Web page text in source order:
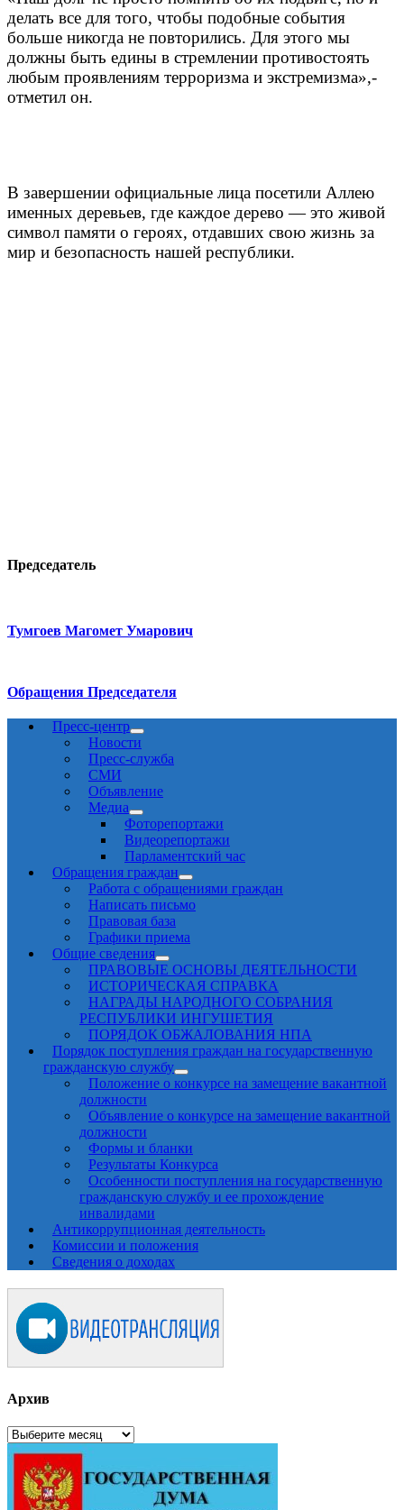
делать все для того, чтобы подобные события
больше никогда не повторились. Для этого мы
должны быть едины в стремлении противостоять
любым проявлениям терроризма и экстремизма»,-
отметил он.
В завершении официальные лица посетили Аллею
именных деревьев, где каждое дерево — это живой
символ памяти о героях, отдавших свою жизнь за
мир и безопасность нашей республики.
Председатель
Тумгоев Магомет Умарович
Обращения Председателя
Пресс-центр
Новости
Пресс-служба
СМИ
Объявление
Медиа
Фоторепортажи
Видеорепортажи
Парламентский час
Обращения граждан
Работа с обращениями граждан
Написать письмо
Правовая база
Графики приема
Общие сведения
ПРАВОВЫЕ ОСНОВЫ ДЕЯТЕЛЬНОСТИ
ИСТОРИЧЕСКАЯ СПРАВКА
НАГРАДЫ НАРОДНОГО СОБРАНИЯ
РЕСПУБЛИКИ ИНГУШЕТИЯ
ПОРЯДОК ОБЖАЛОВАНИЯ НПА
Порядок поступления граждан на государственную
гражданскую службу
Положение о конкурсе на замещение вакантной
должности
Объявление о конкурсе на замещение вакантной
должности
Формы и бланки
Результаты Конкурса
Особенности поступления на государственную
гражданскую службу и ее прохождение
инвалидами
Антикоррупционная деятельность
Комиссии и положения
Сведения о доходах
Архив
Архив